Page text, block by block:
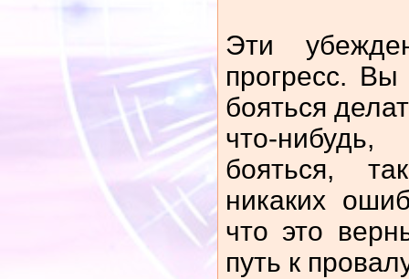
Эти
прогресс.
бояться
что-
бояться,
никаких
что это
путь к